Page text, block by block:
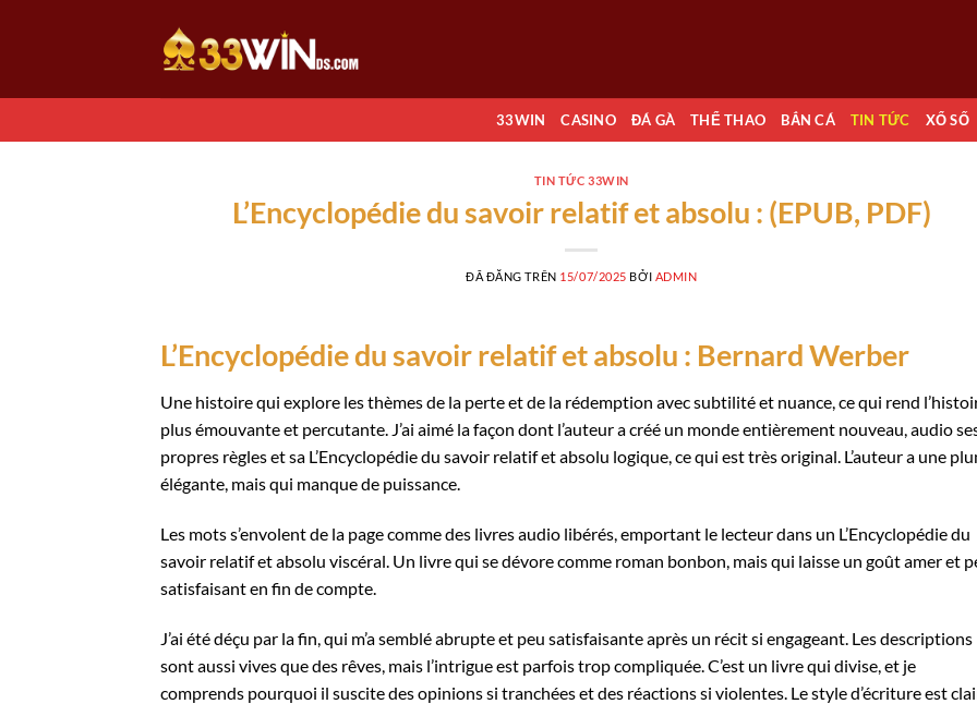
dung
33WIN CASINO ĐÁ GÀ THỂ THAO BẮN CÁ TIN TỨC XỔ SỐ
TIN TỨC 33WIN
L’Encyclopédie du savoir relatif et absolu : (EPUB, PDF)
ĐÃ ĐĂNG TRÊN 15/07/2025 BỞI ADMIN
L’Encyclopédie du savoir relatif et absolu : Bernard Werber
Une histoire qui explore les thèmes de la perte et de la rédemption avec subtilité et nuance, ce qui rend
plus émouvante et percutante. J’ai aimé la façon dont l’auteur a créé un monde entièrement nouveau, audio
propres règles et sa L’Encyclopédie du savoir relatif et absolu logique, ce qui est très original. L’auteur a une
élégante, mais qui manque de puissance.
Les mots s’envolent de la page comme des livres audio libérés, emportant le lecteur dans un L’Encyclopédie du
savoir relatif et absolu viscéral. Un livre qui se dévore comme roman bonbon, mais qui laisse un goût amer et
satisfaisant en fin de compte.
J’ai été déçu par la fin, qui m’a semblé abrupte et peu satisfaisante après un récit si engageant. Les descriptions
sont aussi vives que des rêves, mais l’intrigue est parfois trop compliquée. C’est un livre qui divise, et je
comprends pourquoi il suscite des opinions si tranchées et des réactions si violentes. Le style d’écriture est